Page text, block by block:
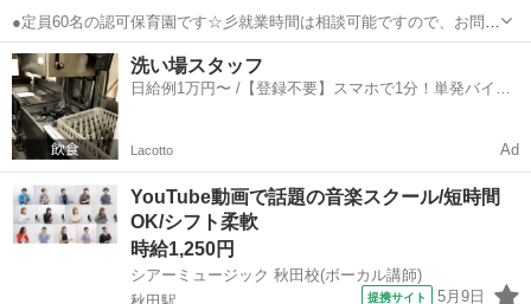
●定員60名の認可保育園です☆彡就業時間は相談可能ですので、お問い
合わせください◎●マイカー通勤OKで駐車場無料！！毎日の通勤も安
心ラクラクです♪雨の日も安心ですね★●パートにも嬉しい賞与の支給
あり☆彡日頃の頑張りをしっかり...
秋田 秋田市 保育士
洗い場スタッフ
日給例1万円〜 /【登録不要】スマホで1分！単発バイト
Lacotto Ad
YouTube動画で話題の音楽スクール/短時間
OK/シフト柔軟
時給1,250円
シアーミュージック 秋田校(ボーカル講師)
提携サイト 5月9日